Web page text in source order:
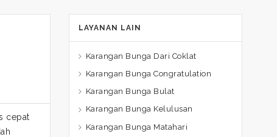
cepat
LAYANAN LAIN
Karangan Bunga Dari Coklat
Karangan Bunga Congratulation
Karangan Bunga Bulat
Karangan Bunga Kelulusan
Karangan Bunga Matahari